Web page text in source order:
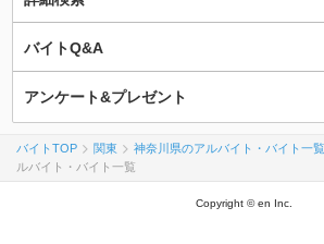
バイトQ&A
アンケート&プレゼント
バイトTOP 関東 神奈川県のアルバイト・バイト一覧
ルバイト・バイト一覧
Copyright © en Inc.